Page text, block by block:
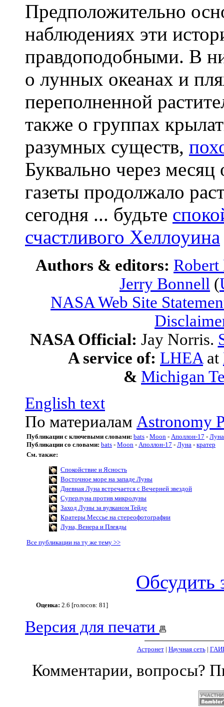
Предположительно
наблюдениях эти
правдоподобными. В
о лунных океанах и
переполненной
также о группах
разумных существ,
Буквально через
газеты продолжало
сегодня ... будьте
счастливого Хеллоуина
Authors & editors:
Jerry Bonnell (
NASA Web Site
NASA Official: Jay Norris.
A service of: LHEA at
& Michigan
English text
По материалам Astronomy
Публикации с ключевыми словами: bats - Moon - Аполлон-17 - Луна
Публикации со словами: bats - Moon - Аполлон-17 - Луна - кратер
См. также:
Спокойствие и Ясность
Восточное море на западе Луны
Дневная Луна встречается с Вечерней звездой
Суперлуна против микролуны
Заход Луны за вулканом Тейде
Кратеры Мессье на стереофотографии
Луна, Венера и Плеяды
Все публикации на ту же тему >>
Обсудить
Оценка: 2.6 [голосов: 81]
Версия для печати
Астронет| Научная сеть|
Комментарии, вопросы?